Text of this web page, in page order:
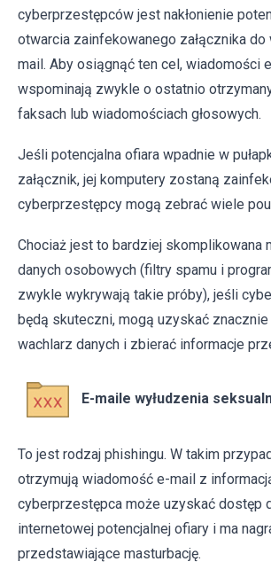
cyberprzestępców jest nakłonienie
otwarcia zainfekowanego załącznika
mail. Aby osiągnąć ten cel, wiadomości
wspominają zwykle o ostatnio
faksach lub wiadomościach głosowych.
Jeśli potencjalna ofiara wpadnie w
załącznik, jej komputery zostaną
cyberprzestępcy mogą zebrać wiele
Chociaż jest to bardziej skomplikowana
danych osobowych (filtry spamu i
zwykle wykrywają takie próby), jeśli
będą skuteczni, mogą uzyskać
wachlarz danych i zbierać informacje
E-maile wyłudzenia
To jest rodzaj phishingu. W takim
otrzymują wiadomość e-mail z
cyberprzestępca może uzyskać dostęp
internetowej potencjalnej ofiary i ma
przedstawiające masturbację.